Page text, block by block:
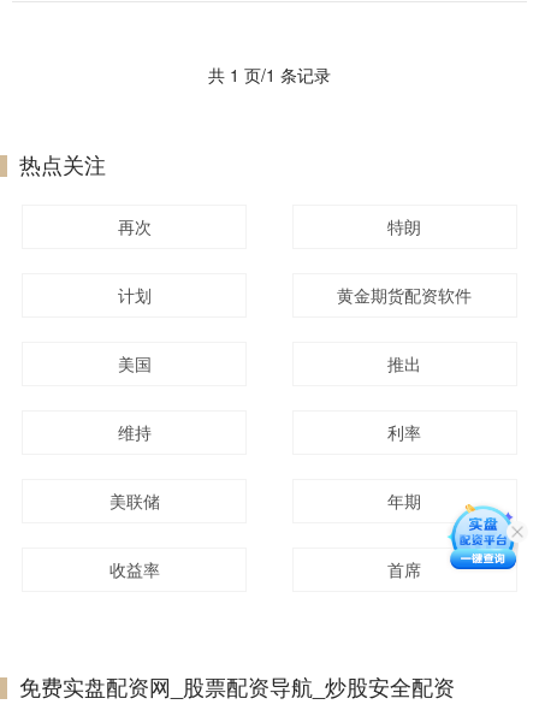
共 1 页/1 条记录
热点关注
再次 特朗
计划 黄金期货配资软件
美国 推出
维持 利率
美联储 年期
收益率 首席
免费实盘配资网_股票配资导航_炒股安全配资